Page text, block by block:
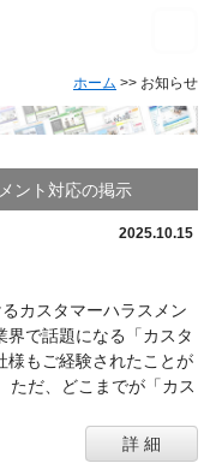
ホーム >> お知らせ
ント対応の掲示
2025.10.15
カスタマーハラスメン
界で話題になる「カスタ
様もご経験されたことが
だ、どこまでが「カス
詳 細